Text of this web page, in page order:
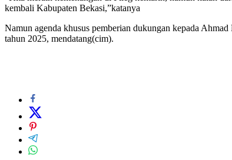
kembali Kabupaten Bekasi,”katanya
Namun agenda khusus pemberian dukungan kepada
tahun 2025, mendatang(cim).